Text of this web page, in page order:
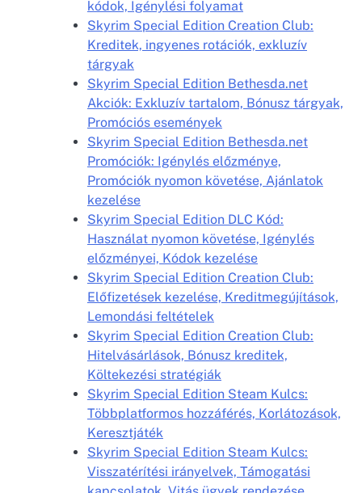
kódok, Igénylési folyamat
Skyrim Special Edition Creation Club:
Kreditek, ingyenes rotációk, exkluzív
tárgyak
Skyrim Special Edition Bethesda.net
Akciók: Exkluzív tartalom, Bónusz tárgyak,
Promóciós események
Skyrim Special Edition Bethesda.net
Promóciók: Igénylés előzménye,
Promóciók nyomon követése, Ajánlatok
kezelése
Skyrim Special Edition DLC Kód:
Használat nyomon követése, Igénylés
előzményei, Kódok kezelése
Skyrim Special Edition Creation Club:
Előfizetések kezelése, Kreditmegújítások,
Lemondási feltételek
Skyrim Special Edition Creation Club:
Hitelvásárlások, Bónusz kreditek,
Költekezési stratégiák
Skyrim Special Edition Steam Kulcs:
Többplatformos hozzáférés, Korlátozások,
Keresztjáték
Skyrim Special Edition Steam Kulcs:
Visszatérítési irányelvek, Támogatási